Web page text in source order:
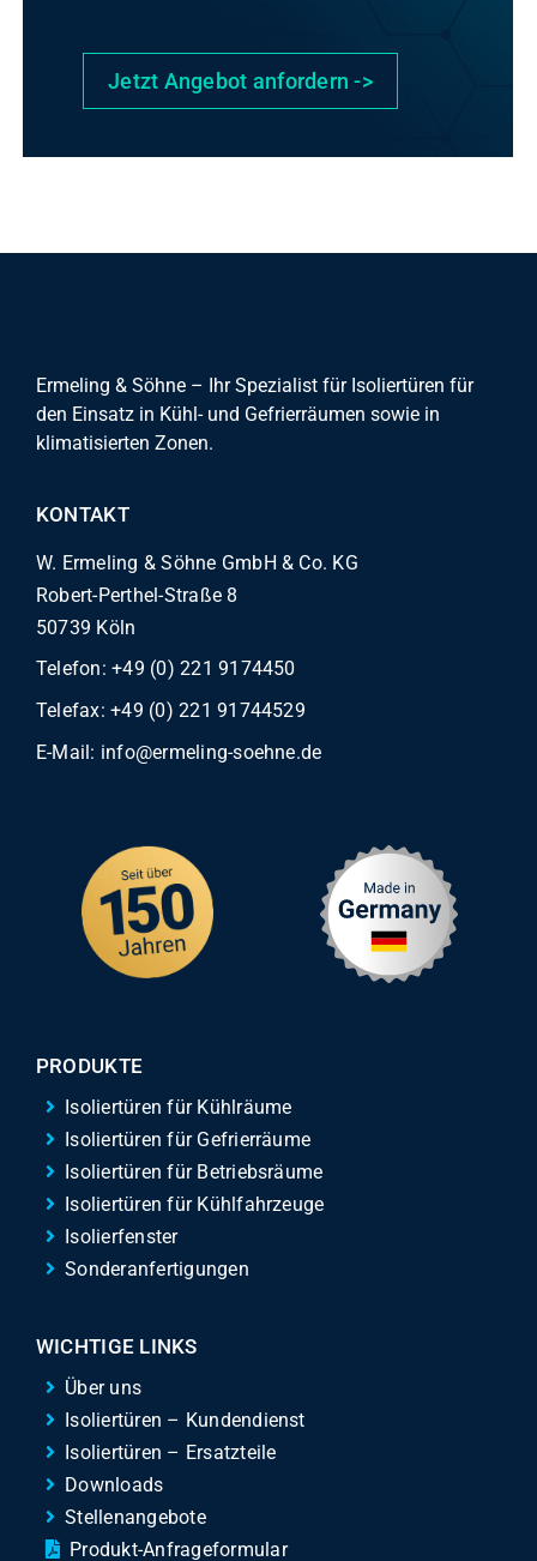
Jetzt Angebot anfordern ->
Ermeling & Söhne – Ihr Spezialist für Isoliertüren für
den Einsatz in Kühl- und Gefrierräumen sowie in
klimatisierten Zonen.
KONTAKT
W. Ermeling & Söhne GmbH & Co. KG
Robert-Perthel-Straße 8
50739 Köln
Telefon:+49 (0) 221 9174450
Telefax: +49 (0) 221 91744529
E-Mail: info@ermeling-soehne.de
PRODUKTE
Isoliertüren für Kühlräume
Isoliertüren für Gefrierräume
Isoliertüren für Betriebsräume
Isoliertüren für Kühlfahrzeuge
Isolierfenster
Sonderanfertigungen
WICHTIGE LINKS
Über uns
Isoliertüren – Kundendienst
Isoliertüren – Ersatzteile
Downloads
Stellenangebote
Produkt-Anfrageformular